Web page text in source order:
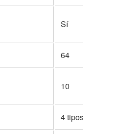
Sí
64
10
4 tipos